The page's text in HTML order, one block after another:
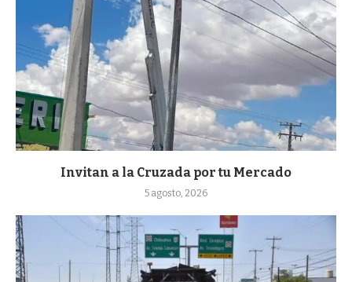
Invitan a la Cruzada por tu Mercado
5 agosto, 2026